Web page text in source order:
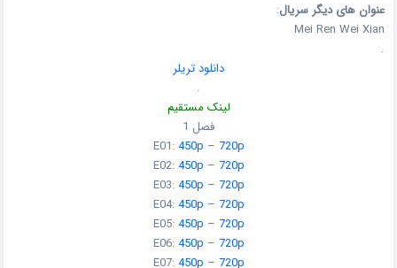
عنوان های دیگر سریال:
Mei Ren Wei Xian
.
دانلود تریلر
.
لینک مستقیم
فصل 1
E01:450p – 720p
E02:450p – 720p
E03:450p – 720p
E04:450p – 720p
E05:450p – 720p
E06:450p – 720p
E07:450p – 720p